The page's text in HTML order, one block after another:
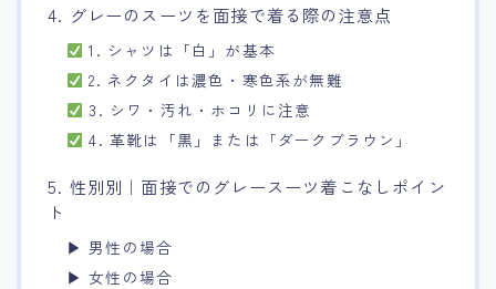
4. グレーのスーツを面接で着る際の注意点
1. シャツは「白」が基本
2. ネクタイは濃色・寒色系が無難
3. シワ・汚れ・ホコリに注意
4. 革靴は「黒」または「ダークブラウン」
5. 性別別｜面接でのグレースーツ着こなしポイン
ト
▶ 男性の場合
▶ 女性の場合